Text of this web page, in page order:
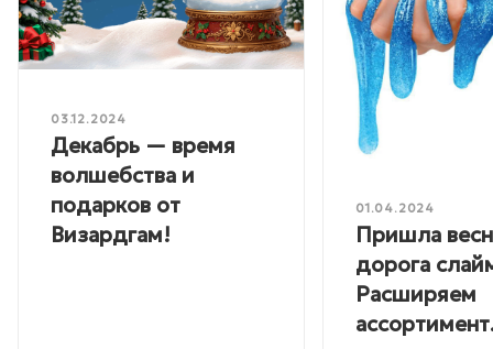
03.12.2024
Декабрь — время
волшебства и
подарков от
Визардгам!
01.04.2024
Пришла
дорога
Расширяем